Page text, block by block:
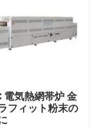
電気熱網帯炉 金
フィット粉末の